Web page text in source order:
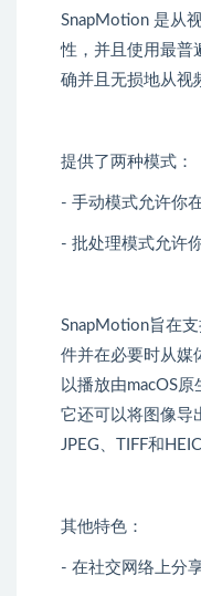
SnapMotion 是从
性，并且使用最普
确并且无损地从视
提供了两种模式：
- 手动模式允许你
- 批处理模式允许
SnapMotion旨在
件并在必要时从媒
以播放由macOS
它还可以将图像导
JPEG、TIFF和HEIC
其他特色：
- 在社交网络上分